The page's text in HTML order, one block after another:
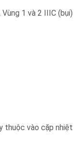
1 và 2 IIIC (bụi)
thuộc vào cặp nhiệt